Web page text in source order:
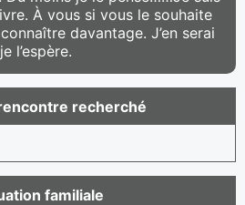
À vous si vous le souhaite
davantage. J’en serai
l’espère.
recherché
familiale